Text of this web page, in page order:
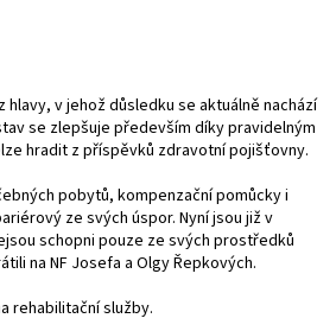
hlavy, v jehož důsledku se aktuálně nachází
se zlepšuje především díky pravidelným
hradit z příspěvků zdravotní pojišťovny.
pobytů, kompenzační pomůcky i
ze svých úspor. Nyní jsou již v
schopni pouze ze svých prostředků
na NF Josefa a Olgy Řepkových.
rehabilitační služby.